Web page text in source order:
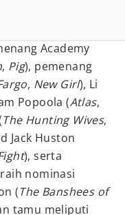
Academy
, Pig), pemenang
, New Girl), Li
Popoola (Atlas,
The Hunting Wives,
Jack Huston
), serta
nominasi
(The Banshees of
tamu meliputi